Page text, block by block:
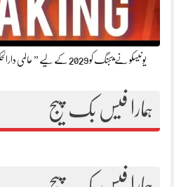
یونیسکو نے بیجنگ کو 2029 کے لیے ” عالمی دارالحکومت برائے تعمیرات” قرار دے…
ہمارا فیس بک پیج